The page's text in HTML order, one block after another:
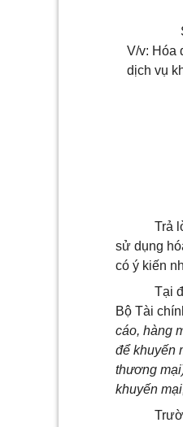
V/v: Hóa
dịch vụ
Trả
sử dụng
có ý kiến
Tại
Bộ Tài
cáo, hàng
để khuyến
thương
khuyến